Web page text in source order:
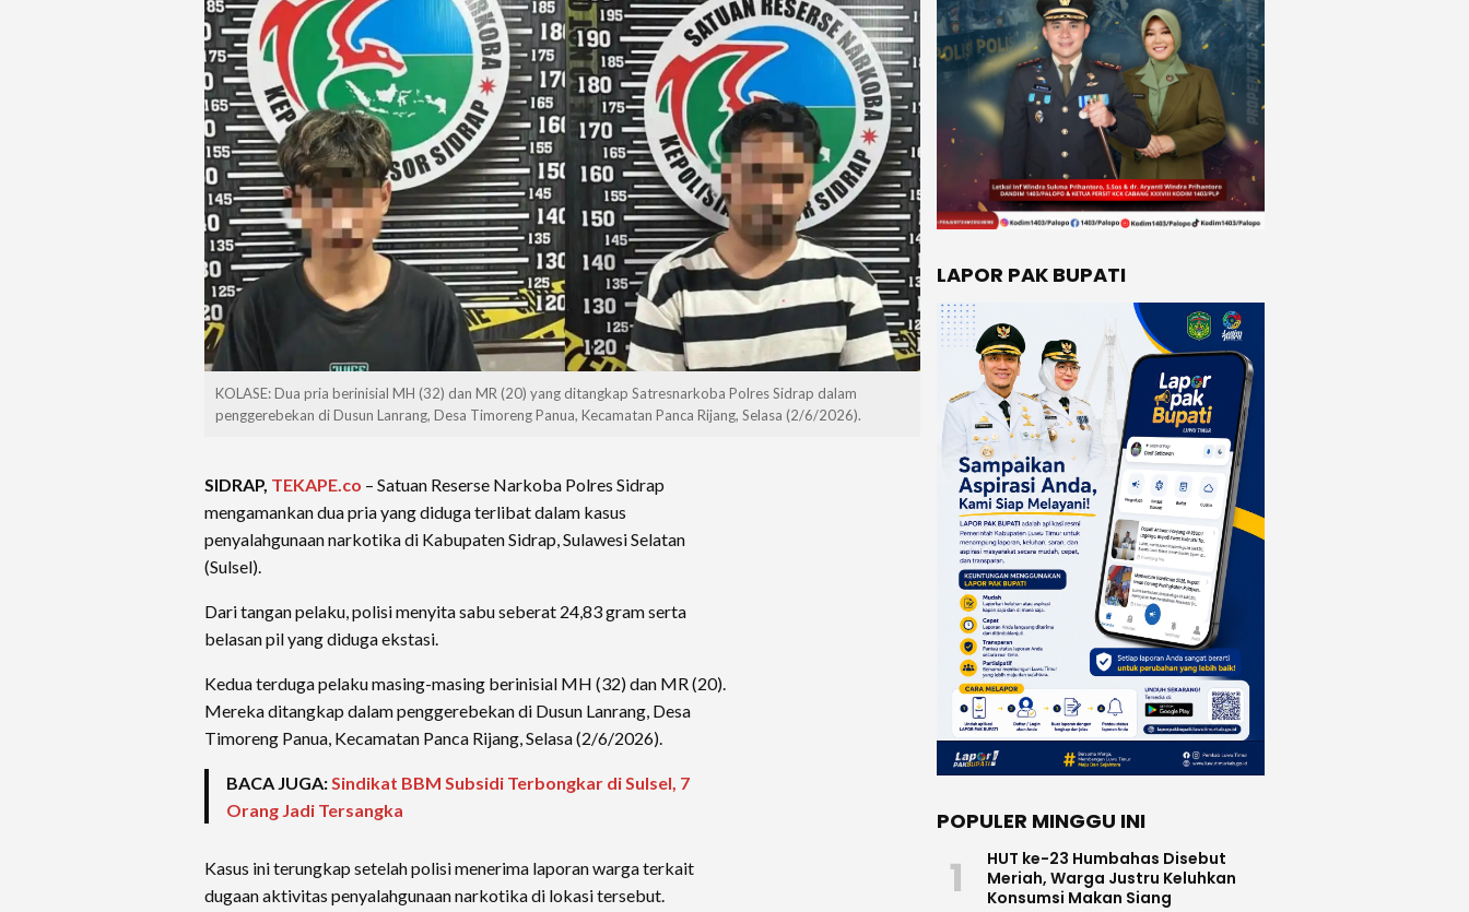
KOLASE: Dua pria berinisial MH (32) dan MR (20) yang ditangkap Satresnarkoba Polres Sidrap dalam
penggerebekan di Dusun Lanrang, Desa Timoreng Panua, Kecamatan Panca Rijang, Selasa (2/6/2026).
SIDRAP, TEKAPE.co – Satuan Reserse Narkoba Polres Sidrap
mengamankan dua pria yang diduga terlibat dalam kasus
penyalahgunaan narkotika di Kabupaten Sidrap, Sulawesi Selatan
(Sulsel).
Dari tangan pelaku, polisi menyita sabu seberat 24,83 gram serta
belasan pil yang diduga ekstasi.
Kedua terduga pelaku masing-masing berinisial MH (32) dan MR (20).
Mereka ditangkap dalam penggerebekan di Dusun Lanrang, Desa
Timoreng Panua, Kecamatan Panca Rijang, Selasa (2/6/2026).
BACA JUGA:Sindikat BBM Subsidi Terbongkar di Sulsel, 7
Orang Jadi Tersangka
Kasus ini terungkap setelah polisi menerima laporan warga terkait
dugaan aktivitas penyalahgunaan narkotika di lokasi tersebut.
LAPOR PAK BUPATI
POPULER MINGGU INI
1
HUT ke-23 Humbahas Disebut
Meriah, Warga Justru Keluhkan
Konsumsi Makan Siang